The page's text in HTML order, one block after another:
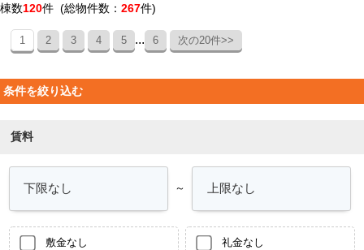
棟数120件 (総物件数： 267件)
1 2 3 4 5 ... 6 次の20件>>
条件を絞り込む
賃料
～
敷金なし 礼金なし